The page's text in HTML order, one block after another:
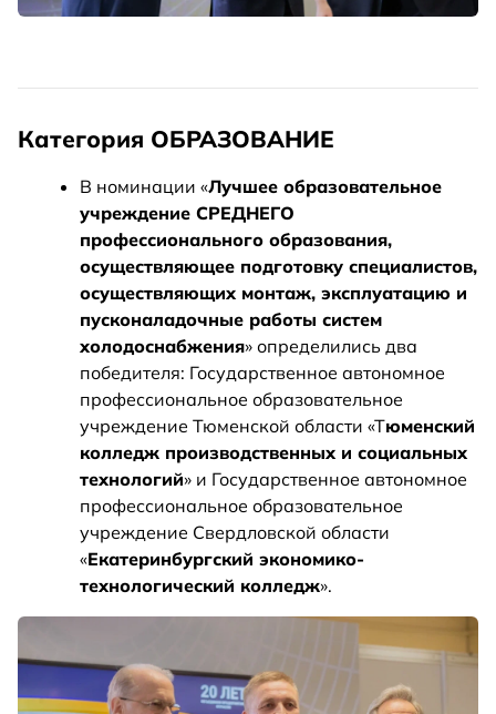
Категория ОБРАЗОВАНИЕ
В номинации «Лучшее образовательное
учреждение СРЕДНЕГО
профессионального образования,
осуществляющее подготовку специалистов,
осуществляющих монтаж, эксплуатацию и
пусконаладочные работы систем
холодоснабжения» определились два
победителя: Государственное автономное
профессиональное образовательное
учреждение Тюменской области «Тюменский
колледж производственных и социальных
технологий» и Государственное автономное
профессиональное образовательное
учреждение Свердловской области
«Екатеринбургский экономико-
технологический колледж».